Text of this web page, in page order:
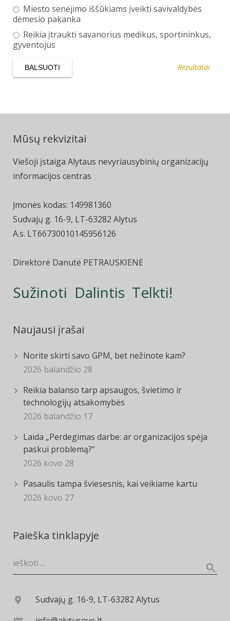
Miesto senėjimo iššūkiams įveikti savivaldybės
dėmesio pakanka
Reikia įtraukti savanorius medikus, sportininkus,
gyventojus
Rezultatai
Mūsų rekvizitai
Viešoji įstaiga Alytaus nevyriausybinių organizacijų
informacijos centras
Įmonės kodas: 149981360
Sudvajų g. 16-9, LT-63282 Alytus
A.s. LT66730010145956126
Direktorė Danutė PETRAUSKIENĖ
Sužinoti Dalintis Telkti!
Naujausi įrašai
Norite skirti savo GPM, bet nežinote kam?
2026 balandžio 28
Reikia balanso tarp apsaugos, švietimo ir
technologijų atsakomybės
2026 balandžio 17
Laida „Perdegimas darbe: ar organizacijos spėja
paskui problemą?“
2026 kovo 28
Pasaulis tampa šviesesnis, kai veikiame kartu
2026 kovo 27
Paieška tinklapyje
Sudvajų g. 16-9, LT-63282 Alytus